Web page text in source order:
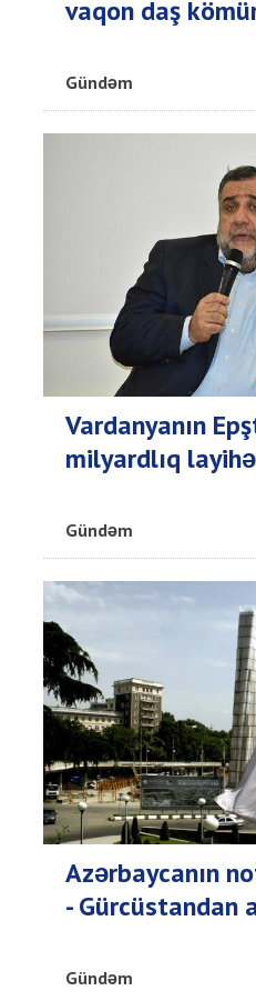
vaqon daş
Gündəm
Vardanyanın
milyardlıq
Gündəm
Azərbaycanın
- Gürcüstandan
Gündəm